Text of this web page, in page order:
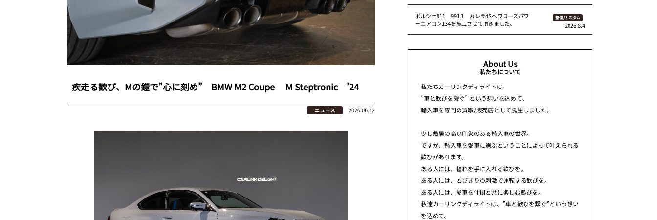
疾走る歓び、Mの鎧で”心に刻め” BMW M2 Coupe M Steptronic ’24
ニュース 2026.06.12
ポルシェ911 991.1 カレラ4Sへワコーズパワ
ーエアコン134を施工させて頂きました。
整備/カスタム
2026.8.4
About Us
私たちについて
私たちカーリンクディライトは、
”車と歓びを繋ぐ” という想いを込めて、
輸入車を専門の買取/販売店として誕生しました。
少し敷居の高い印象のある輸入車の世界。
ですが、輸入車を愛車に選ぶということによって叶えられる
歓びがあります。
ある人には、憧れを手に入れる歓びを。
ある人には、とびきりの刺激で運転する歓びを。
ある人には、愛車を仲間と共に楽しむ歓びを。
私達カーリンクディライトは、”車と歓びを繋ぐ”という想い
を込めて、